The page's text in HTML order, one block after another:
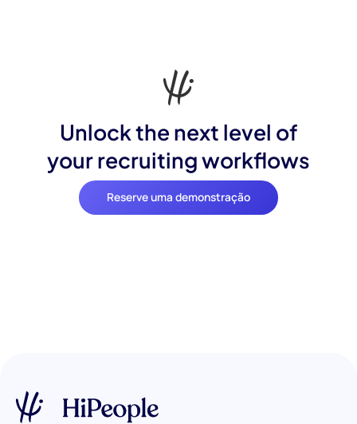
Unlock the next level of
your recruiting workflows
Reserve uma demonstração